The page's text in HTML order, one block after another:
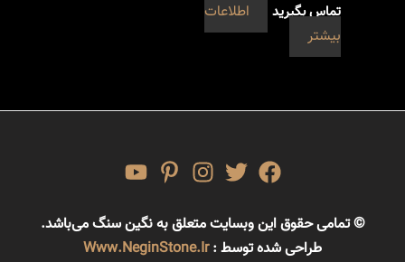
تماس بگیرید
اطلاعات
بیشتر
© تمامی حقوق این وبسایت متعلق به نگین سنگ می‌باشد.
طراحی شده توسط :Www.NeginStone.ir